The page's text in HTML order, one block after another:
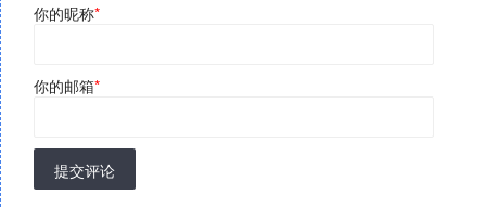
你的昵称*
你的邮箱*
提交评论